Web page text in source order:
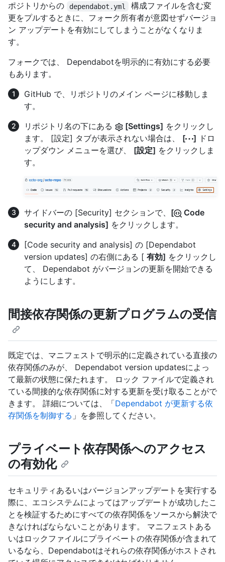
ポジトリからの
dependabot.yml
構成ファイルを含む変
更をプルするときに、フォーク所有者が意図せずバージョ
ン アップデートを有効にしてしまうことがなくなりま
す。
フォークでは、 Dependabotを明示的に有効にする必要
もあります。
GitHub で、リポジトリのメイン ページに移動しま
す。
リポジトリ名の下にある
[Settings] をクリックし
ます。 [設定] タブが表示されない場合は、 [ ] ドロ
ップダウン メニューを選び、 [設定] をクリックしま
す。
サイドバーの [Security] セクションで、 [
Code
security and analysis] をクリックします。
[Code security and analysis] の [Dependabot
version updates] の右側にある [ 有効] をクリックし
て、 Dependabot がバージョンの更新を開始できる
ようにします。
間接依存関係の更新プログラムの受信
既定では、マニフェストで明示的に定義されている直接の
依存関係のみが、 Dependabot version updatesによっ
て最新の状態に保たれます。 ロック ファイルで定義され
ている間接的な依存関係に対する更新を受け取ることがで
きます。 詳細については、「Dependabot が更新する依
存関係を制御する 」を参照してください。
プライベート依存関係へのアクセス
の有効化
セキュリティあるいはバージョンアップデートを実行する
際に、エコシステムによってはアップデートが成功したこ
とを検証するためにすべての依存関係をソースから解決で
きなければならないことがあります。 マニフェストある
いはロックファイルにプライベートの依存関係が含まれて
いるなら、Dependabotはそれらの依存関係がホストされ